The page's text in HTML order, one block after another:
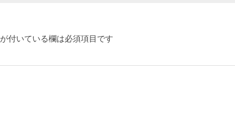
が付いている欄は必須項目です